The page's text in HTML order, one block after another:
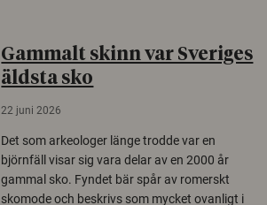
Gammalt skinn var Sveriges
äldsta sko
22 juni 2026
Det som arkeologer länge trodde var en
björnfäll visar sig vara delar av en 2000 år
gammal sko. Fyndet bär spår av romerskt
skomode och beskrivs som mycket ovanligt i